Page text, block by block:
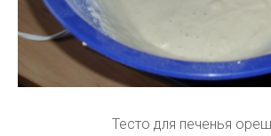
Тесто для печенья